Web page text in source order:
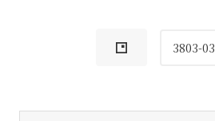
3803-